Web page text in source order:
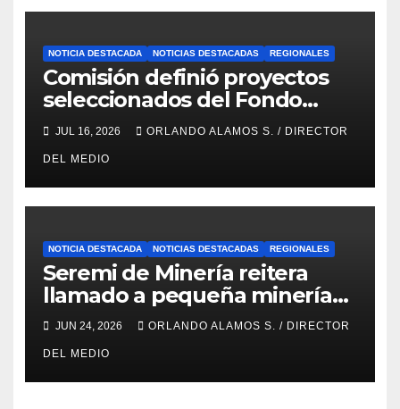
NOTICIA DESTACADA NOTICIAS DESTACADAS REGIONALES
Comisión definió proyectos
seleccionados del Fondo
Concursable 2026 de Nueva
Atacama
JUL 16, 2026 ORLANDO ALAMOS S. / DIRECTOR
DEL MEDIO
NOTICIA DESTACADA NOTICIAS DESTACADAS REGIONALES
Seremi de Minería reitera
llamado a pequeña minería
para postulaciones PAMMA
Equipa y Desarrolla 2026
JUN 24, 2026 ORLANDO ALAMOS S. / DIRECTOR
DEL MEDIO